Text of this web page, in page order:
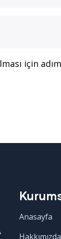
için
Anasayfa
Hakkımızda